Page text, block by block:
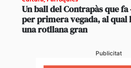
Un ball del Contrapàs que
per primera vegada, al qual
una rotllana gran
Publicitat